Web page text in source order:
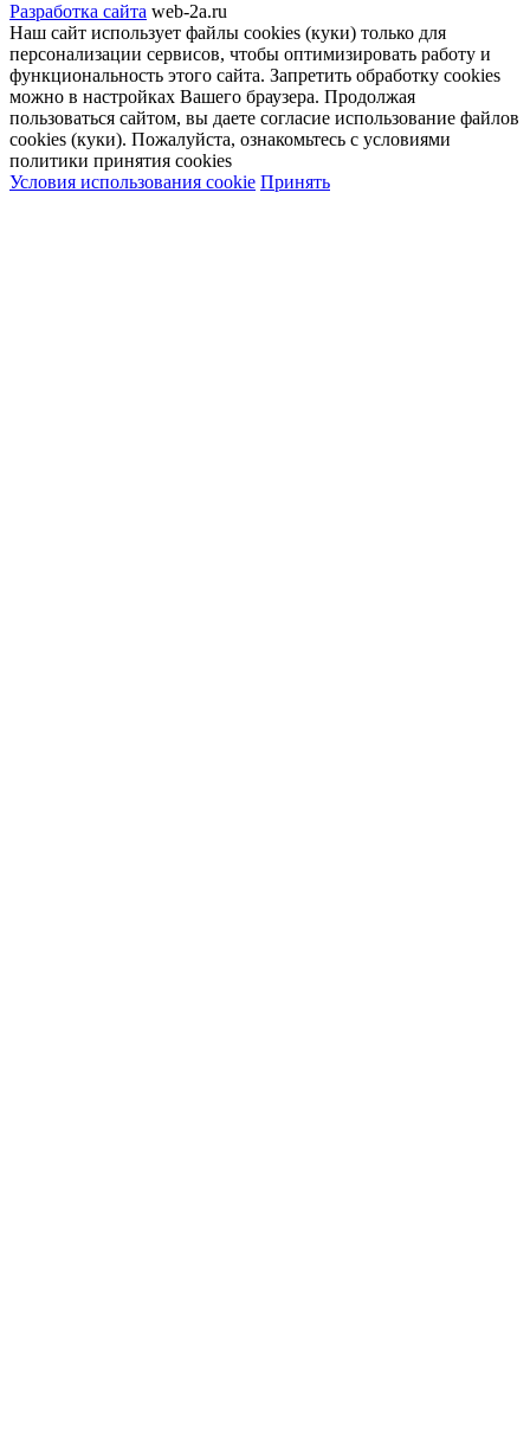
Разработка сайта web-2a.ru
Наш сайт использует файлы cookies (куки) только для
персонализации сервисов, чтобы оптимизировать работу и
функциональность этого сайта. Запретить обработку cookies
можно в настройках Вашего браузера. Продолжая
пользоваться сайтом, вы даете согласие использование файлов
cookies (куки). Пожалуйста, ознакомьтесь с условиями
политики принятия сookies
Условия использования cookie Принять